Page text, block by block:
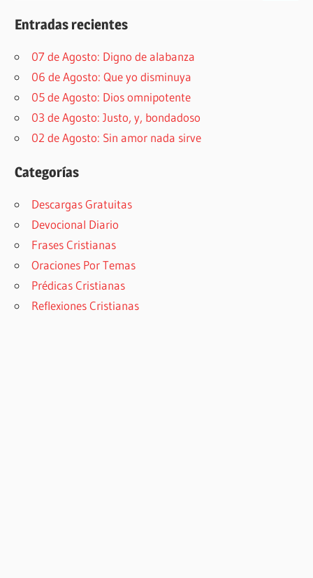
Entradas recientes
07 de Agosto: Digno de alabanza
06 de Agosto: Que yo disminuya
05 de Agosto: Dios omnipotente
03 de Agosto: Justo, y, bondadoso
02 de Agosto: Sin amor nada sirve
Categorías
Descargas Gratuitas
Devocional Diario
Frases Cristianas
Oraciones Por Temas
Prédicas Cristianas
Reflexiones Cristianas